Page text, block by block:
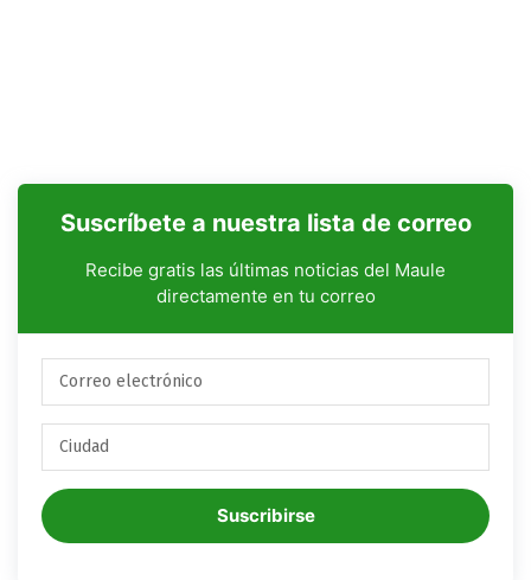
Suscríbete a nuestra lista de correo
Recibe gratis las últimas noticias del Maule
directamente en tu correo
Suscribirse